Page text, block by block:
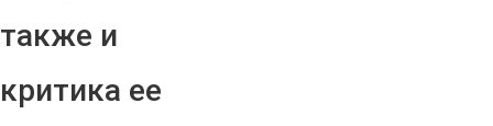
также и
критика ее